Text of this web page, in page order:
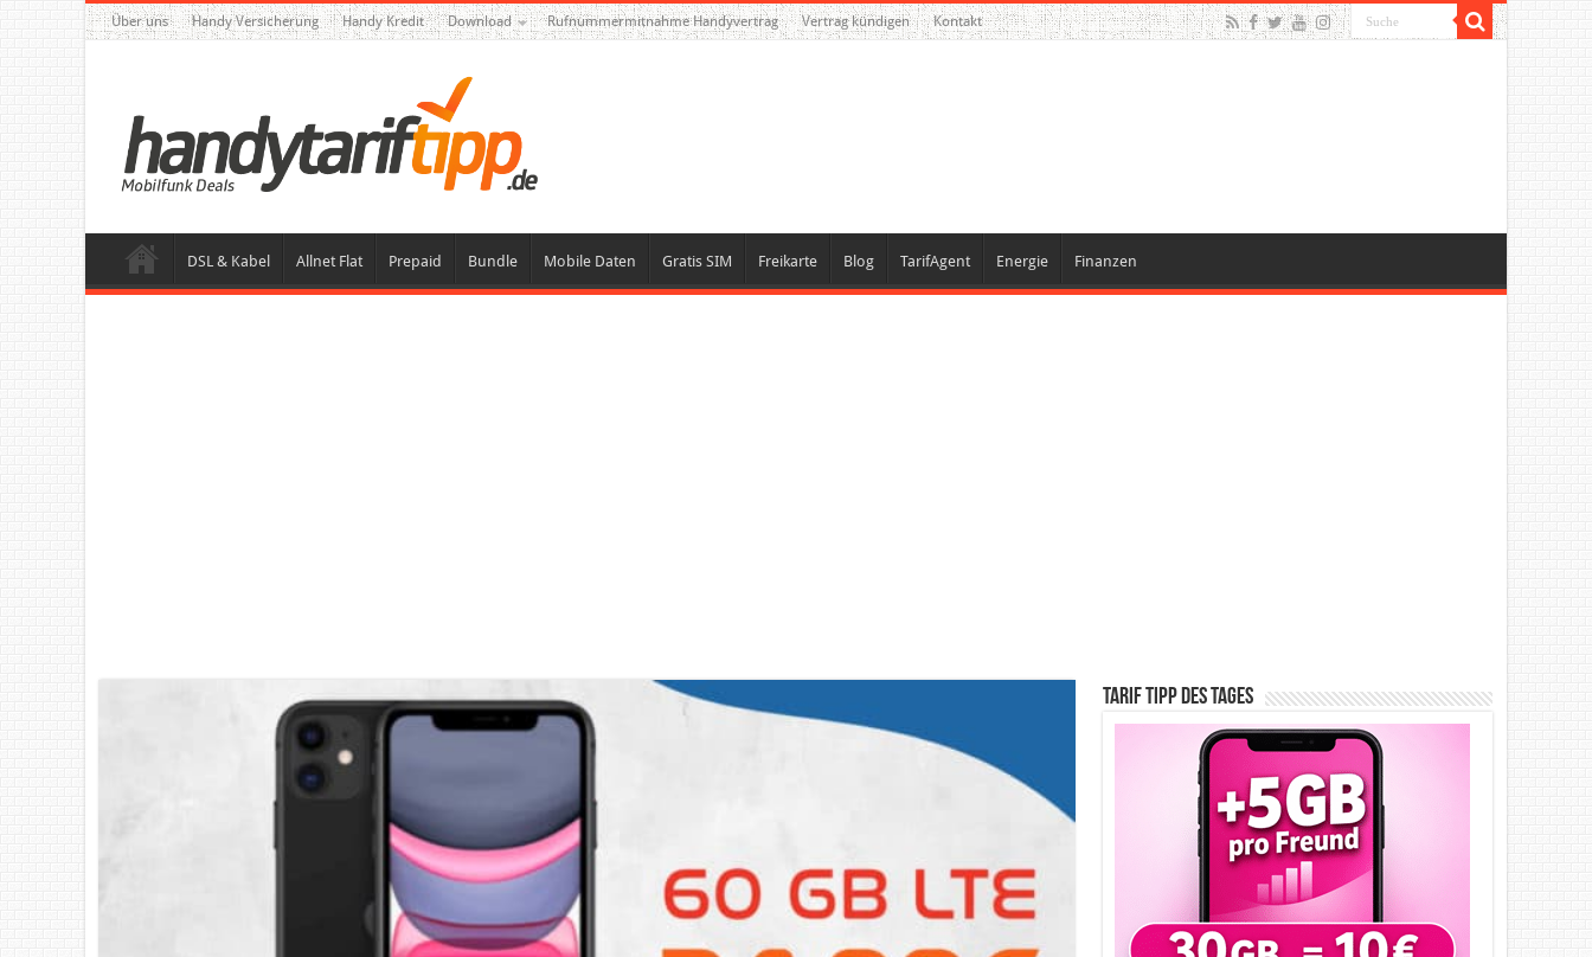
Über uns Handy Versicherung Handy Kredit Download Rufnummermitnahme Handyvertrag Vertrag kündigen Kontakt
DSL & Kabel Allnet Flat Prepaid Bundle Mobile Daten Gratis SIM Freikarte Blog TarifAgent Energie Finanzen
Tarif Tipp des Tages